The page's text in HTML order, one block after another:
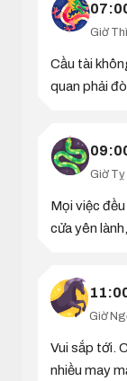
Giờ
Cầu tài
quan phải
Giờ Tỵ
Mọi việc
cửa yên
Giờ
Vui sắp tới.
nhiều may